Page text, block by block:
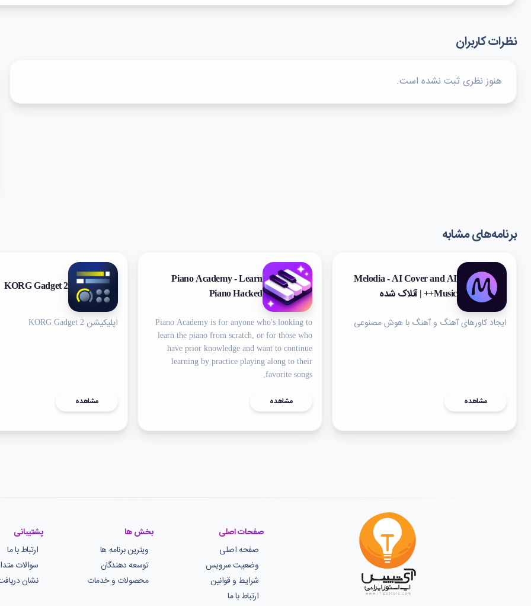
نظرات کاربران
هنوز نظری ثبت نشده است.
برنامه‌های مشابه
Melodia - AI Cover and AI
Music++ | آنلاک شده
ایجاد کاورهای آهنگ و آهنگ‌ با هوش مصنوعی
مشاهده
Piano Academy - Learn
Piano Hacked
Piano Academy is for anyone who's looking to
learn the piano from scratch, or for those who
have prior knowledge and want to continue
learning by practice playing along to their
favorite songs.
مشاهده
KORG Gadget 2
اپلیکیشن KORG Gadget 2
مشاهده
صفحات اصلی
صفحه اصلی
وضعیت سرویس
شرایط و قوانین
ارتباط با ما
بخش ها
ویترین برنامه ها
توسعه دهندگان
محصولات و خدمات
پشتیبانی
ارتباط با ما
سوالات
نشان